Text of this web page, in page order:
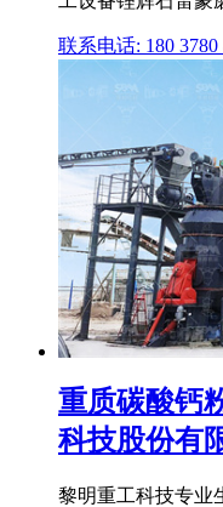
联系电话: 180 3780
重质碳酸钙
科技股份有
黎明重工科技专业